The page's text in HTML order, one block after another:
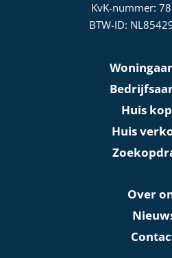
KvK-nummer:
BTW-ID:
Huis
Huis
Over